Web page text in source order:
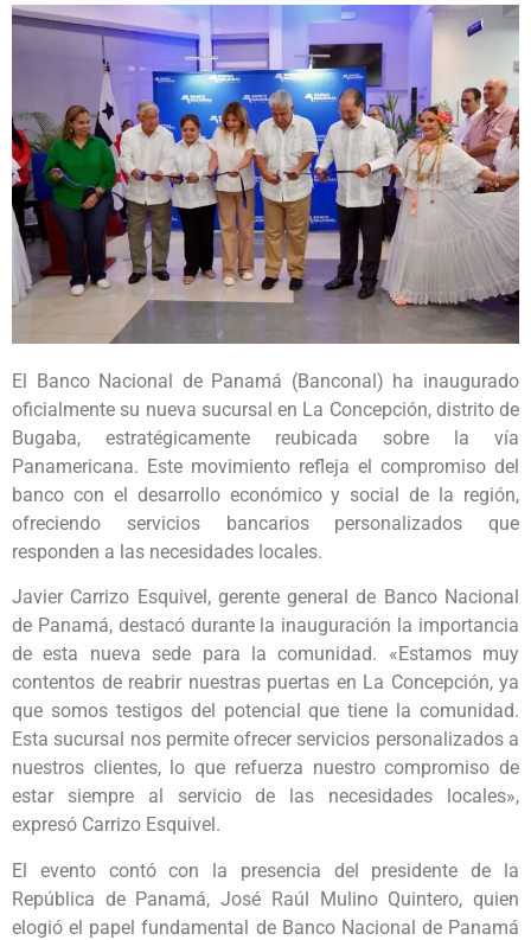
El Banco Nacional de Panamá (Banconal) ha inaugurado
oficialmente su nueva sucursal en La Concepción, distrito de
Bugaba, estratégicamente reubicada sobre la vía
Panamericana. Este movimiento refleja el compromiso del
banco con el desarrollo económico y social de la región,
ofreciendo servicios bancarios personalizados que
responden a las necesidades locales.
Javier Carrizo Esquivel, gerente general de Banco Nacional
de Panamá, destacó durante la inauguración la importancia
de esta nueva sede para la comunidad. «Estamos muy
contentos de reabrir nuestras puertas en La Concepción, ya
que somos testigos del potencial que tiene la comunidad.
Esta sucursal nos permite ofrecer servicios personalizados a
nuestros clientes, lo que refuerza nuestro compromiso de
estar siempre al servicio de las necesidades locales»,
expresó Carrizo Esquivel.
El evento contó con la presencia del presidente de la
República de Panamá, José Raúl Mulino Quintero, quien
elogió el papel fundamental de Banco Nacional de Panamá